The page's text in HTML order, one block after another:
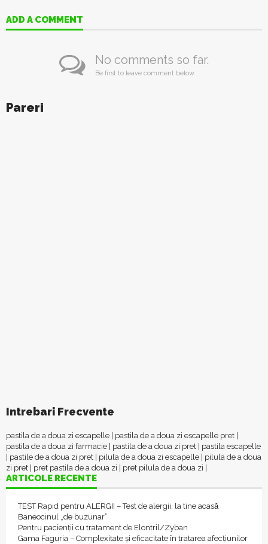
ADD A COMMENT
No comments so far.
Be first to leave comment below.
Pareri
Intrebari Frecvente
pastila de a doua zi escapelle pastila de a doua zi escapelle pret
pastila de a doua zi farmacie
pastila de a doua zi pret
pastila escapelle
pastile de a doua zi pret pilula de a doua zi escapelle
pilula de a doua
zi pret
pret pastila de a doua zi pret pilula de a doua zi
ARTICOLE RECENTE
TEST Rapid pentru ALERGII – Test de alergii, la tine acasǎ
Baneocinul „de buzunar”
Pentru pacienții cu tratament de Elontril/Zyban
Gama Faguria – Complexitate și eficacitate în tratarea afecțiunilor